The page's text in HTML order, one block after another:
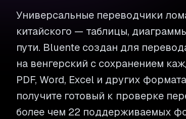
Универсальные переводчики
китайского — таблицы,
пути. Bluente создан для
на венгерский с сохранением
PDF, Word, Excel и других
получите готовый к проверке
более чем 22 поддерживаемых